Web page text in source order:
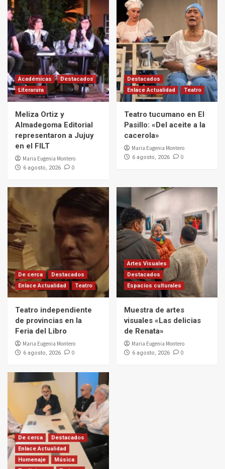
Académicas
Destacados
Literarura
Meliza Ortiz y
Almadegoma Editorial
representaron a Jujuy
en el FILT
Maria Eugenia Montero
6 agosto, 2026 0
Destacados
Enlace Actualidad
Teatro
Teatro tucumano en El
Pasillo: «Del aceite a la
cacerola»
Maria Eugenia Montero
6 agosto, 2026 0
De cerca
Destacados
Enlace Actualidad
Teatro
Teatro independiente
de provincias en la
Feria del Libro
Maria Eugenia Montero
6 agosto, 2026 0
Artes Visuales
Destacados
Espacios culturales
Muestra de artes
visuales «Las delicias
de Renata»
Maria Eugenia Montero
6 agosto, 2026 0
De cerca
Destacados
Enlace Actualidad
Homenaje
Música